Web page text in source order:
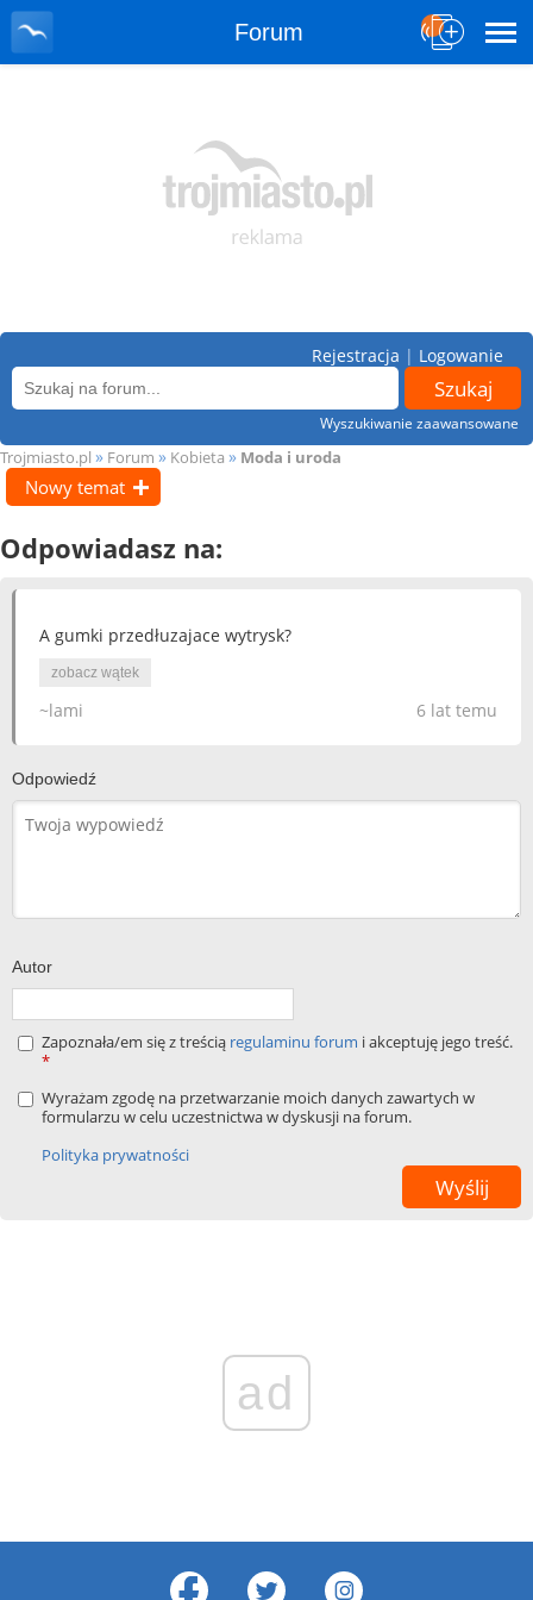
Forum
Wyszukiwanie zaawansowane
Rejestracja | Logowanie
Trojmiasto.pl » Forum » Kobieta » Moda i uroda
Nowy temat
Odpowiadasz na:
A gumki przedłuzajace wytrysk?
zobacz wątek
6 lat temu
~lami
Odpowiedź
Autor
Zapoznała/em się z treścią regulaminu forum i akceptuję jego treść.
*
Wyrażam zgodę na przetwarzanie moich danych zawartych w
formularzu w celu uczestnictwa w dyskusji na forum.
Polityka prywatności
ad